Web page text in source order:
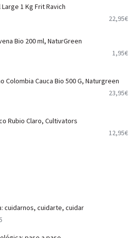
1 Kg Frit Ravich
22,95€
Bio 200 ml, NaturGreen
1,95€
Colombia Cauca Bio 500 G, Naturgreen
23,95€
Rubio Claro, Cultivators
12,95€
cuidarnos, cuidarte, cuidar